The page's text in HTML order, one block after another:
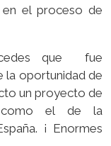
en el proceso de
que fue
la oportunidad de
un proyecto de
como el de la
¡ Enormes